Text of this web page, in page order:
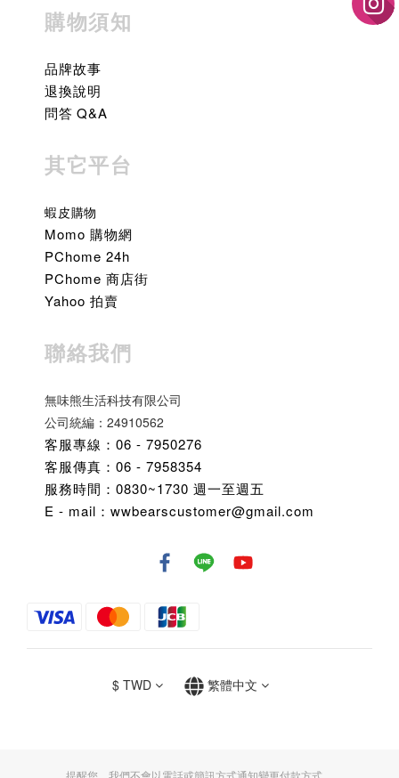
購物須知
品牌故事
退換說明
問答 Q&A
其它平台
蝦皮購物
Momo 購物網
PChome 24h
PChome 商店街
Yahoo 拍賣
聯絡我們
無味熊生活科技有限公司
公司統編：24910562
客服專線：06 - 7950276
客服傳真：06 - 7958354
服務時間：0830~1730 週一至週五
E - mail：wwbearscustomer@gmail.com
$ TWD 繁體中文